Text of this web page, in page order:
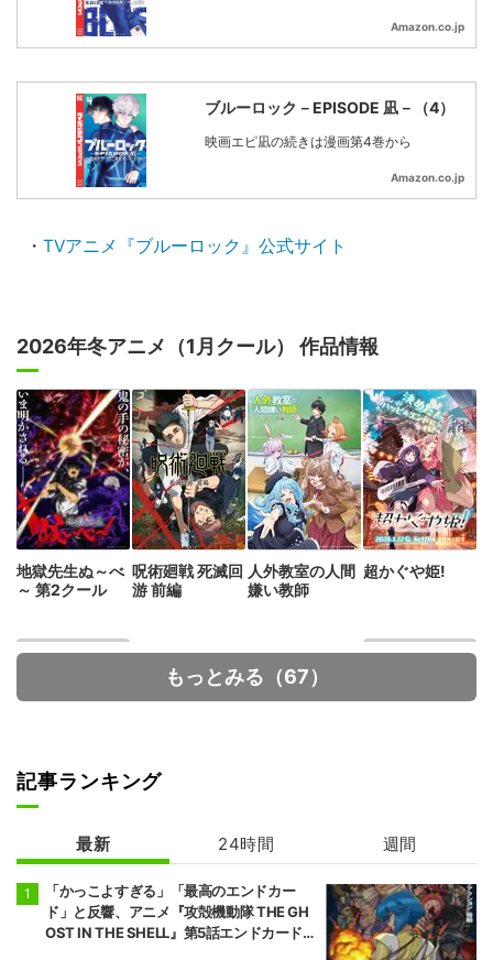
Amazon.co.jp
ブルーロック－EPISODE 凪－（4）
映画エピ凪の続きは漫画第4巻から
Amazon.co.jp
・ TVアニメ『ブルーロック』公式サイト
2026年冬アニメ（1月クール） 作品情報
地獄先生ぬ～べ
～ 第2クール
呪術廻戦 死滅回
游 前編
人外教室の人間
嫌い教師
超かぐや姫!
コメにならない
えますか。
もっとみる（67）
記事ランキング
最新 24時間 週間
「かっこよすぎる」「最高のエンドカー
ド」と反響、アニメ『攻殻機動隊 THE GH
OST IN THE SHELL』第5話エンドカード公